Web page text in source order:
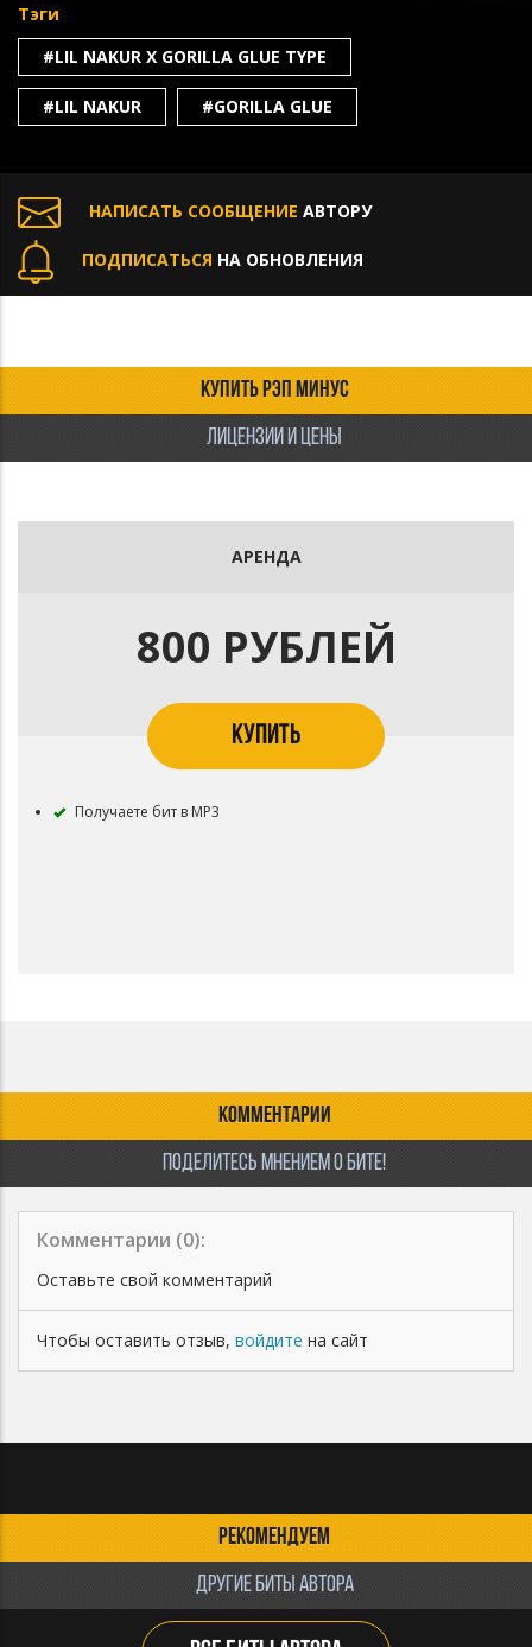
Тэги
#LIL NAKUR X GORILLA GLUE TYPE
#LIL NAKUR #GORILLA GLUE
НАПИСАТЬ СООБЩЕНИЕ АВТОРУ
ПОДПИСАТЬСЯ НА ОБНОВЛЕНИЯ
КУПИТЬ РЭП МИНУС
ЛИЦЕНЗИИ И ЦЕНЫ
АРЕНДА
800 РУБЛЕЙ
КУПИТЬ
Получаете бит в MP3
КОММЕНТАРИИ
ПОДЕЛИТЕСЬ МНЕНИЕМ О БИТЕ!
Комментарии (0):
Оставьте свой комментарий
Чтобы оставить отзыв, войдите на сайт
РЕКОМЕНДУЕМ
ДРУГИЕ БИТЫ АВТОРА